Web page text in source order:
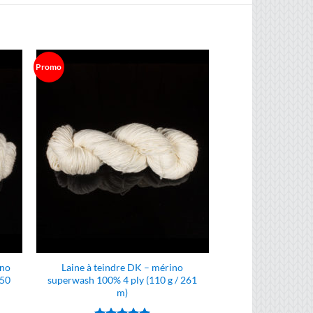
Promo
Laine à teindre DK – mérino
superwash 100% 4 ply (110 g / 261
m)